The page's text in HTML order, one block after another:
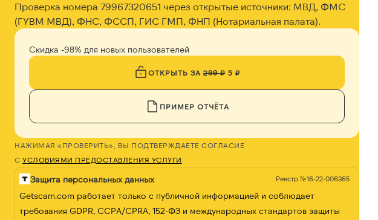
Проверка номера 79967320651 через открытые источники: МВД, ФМС
(ГУВМ МВД), ФНС, ФССП, ГИС ГМП, ФНП (Нотариальная палата).
Скидка -98% для новых пользователей
ОТКРЫТЬ ЗА299 ₽5 ₽
ПРИМЕР ОТЧЁТА
НАЖИМАЯ «ПРОВЕРИТЬ», ВЫ ПОДТВЕРЖДАЕТЕ СОГЛАСИЕ
С УСЛОВИЯМИ ПРЕДОСТАВЛЕНИЯ УСЛУГИ
Защита персональных данных Реестр №16-22-006365
Getscam.com работает только с публичной информацией и соблюдает
требования GDPR, CCPA/CPRA, 152-ФЗ и международных стандартов защиты